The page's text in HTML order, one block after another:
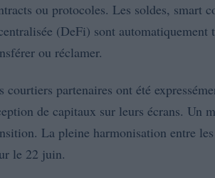
ou protocoles. Les soldes, smart
(DeFi) sont automatiquement
ou réclamer.
courtiers partenaires ont été
de capitaux sur leurs écrans. Un
La pleine harmonisation entre
le 22 juin.